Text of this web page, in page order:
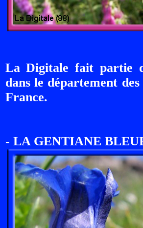
La Digitale fait partie
dans le département
France.
- LA GENTIANE